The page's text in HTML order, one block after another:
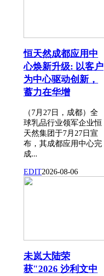
恒天然成都应用中
心焕新升级: 以客户
为中心驱动创新，
蓄力在华增
（7月27日，成都）全
球乳品行业领军企业恒
天然集团于7月27日宣
布，其成都应用中心完
成...
EDIT2026-08-06
未岚大陆荣
获"2026 沙利文中